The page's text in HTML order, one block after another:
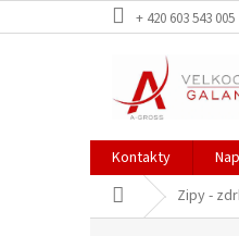
na
+ 420 603 543 005
Kontakty
Domů Zipy -